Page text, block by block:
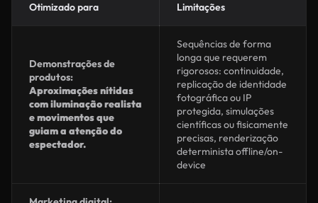
Otimizado para Limitações
Demonstrações de
produtos:
Aproximações nítidas
com iluminação realista
e movimentos que
guiam a atenção do
espectador.
Sequências de forma
longa que requerem
rigorosos: continuidade,
replicação de identidade
fotográfica ou IP
protegida, simulações
científicas ou fisicamente
precisas, renderização
determinista offline/on-
device